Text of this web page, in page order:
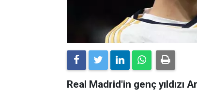
Real Madrid'in genç yıldızı